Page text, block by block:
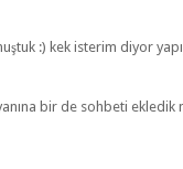
:) kek isterim diyor
bir de sohbeti ekledik